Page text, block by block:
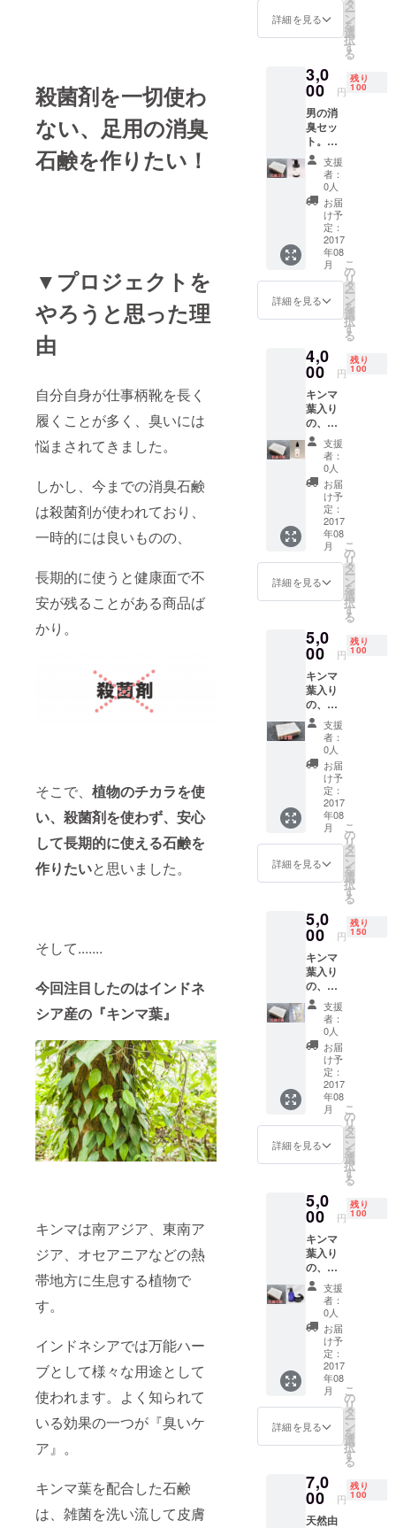
殺菌剤を一切使わ
ない、足用の消臭
石鹸を作りたい！
▼プロジェクトを
やろうと思った理
由
自分自身が仕事柄靴を長く
履くことが多く、臭いには
悩まされてきました。
しかし、今までの消臭石鹸
は殺菌剤が使われており、
一時的には良いものの、
長期的に使うと健康面で不
安が残ることがある商品ば
かり。
そこで、 植物のチカラを使
い、殺菌剤を使わず、安心
して長期的に使える石鹸を
作りたいと思いました。
そして.......
今回注目したのはインドネ
シア産の『キンマ葉』
キンマは南アジア、東南ア
ジア、オセアニアなどの熱
帯地方に生息する植物で
す。
インドネシアでは万能ハー
ブとして様々な用途として
使われます。よく知られて
いる効果の一つが『臭いケ
ア』。
キンマ葉を配合した石鹸
は、雑菌を洗い流して皮膚
場合が
ありま
す。
詳細を見る
タ
ー
ン
を
選
択
す
る
3,0
00 円
残り
100
男の消
臭セッ
ト。
シャン
プーと
フット
ソープ
で臭い
滅！！
キンマ
葉入り
の、足
専用消
臭石鹸
を3個、
ごも
シャン
プー
400ml1
本 合計
7点
パッ
ケージ
カラー
は変更
になる
場合が
ありま
す。
支援
者：
0人
お届
け予
定：
2017
年08
月
詳細を見る
こ
の
リ
タ
ー
ン
を
選
択
す
る
4,0
00 円
残り
100
キンマ
葉入り
の、足
専用消
臭石鹸
を6個、
ごもプ
レミア
ムヘア
オイル1
個 合計
7点セッ
ト パッ
ケージ
カラー
は変更
場合が
ありま
す。
支援
者：
0人
お届
け予
定：
2017
年08
月
詳細を見る
こ
の
リ
タ
ー
ン
を
選
択
す
る
5,0
00 円
残り
100
キンマ
葉入り
の、足
専用消
臭石鹸
を12個
差し上
げま
す。
パッ
ケージ
カラー
は変更
になる
場合が
ありま
支援
者：
0人
お届
け予
定：
2017
年08
月
詳細を見る
こ
の
リ
タ
ー
ン
を
選
択
す
る
5,0
00 円
残り
150
キンマ
葉入り
の、足
専用消
臭石鹸
を6個
ごも
フェイ
スソー
500ml1
個（専
用ポン
プ
フォー
マー付
し上げ
ます。
パッ
ケージ
カラー
は変更
になる
場合が
ありま
す。
支援
者：
0人
お届
け予
定：
2017
年08
月
詳細を見る
こ
の
リ
タ
ー
ン
を
選
択
す
る
5,0
00 円
残り
100
キンマ
葉入り
の、足
専用消
臭石鹸
を6個、
ごも
シャン
プー
300ml
、ごも
トリー
トメン
ト200g
各1個
合計8点
パッ
ケージ
カラー
は変更
支援
者：
0人
お届
け予
定：
2017
年08
月
詳細を見る
こ
の
リ
タ
ー
ン
を
選
択
す
る
7,0
00 円
残り
100
天然由